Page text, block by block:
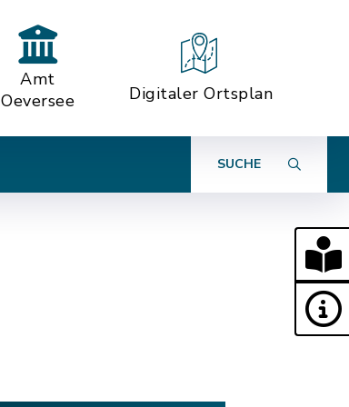
Amt
Oeversee
Digitaler Ortsplan
SUCHE